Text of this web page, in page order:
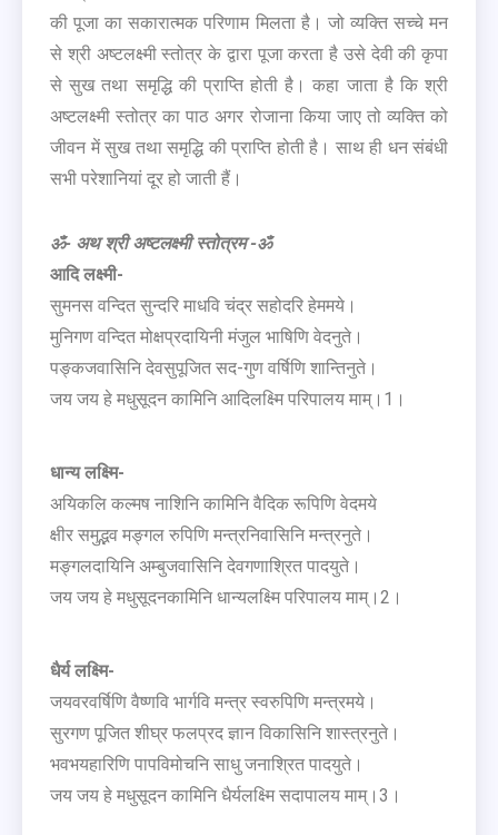
की पूजा का सकारात्मक परिणाम मिलता है। जो व्यक्ति सच्चे मन
से श्री अष्टलक्ष्मी स्तोत्र के द्वारा पूजा करता है उसे देवी की कृपा
से सुख तथा समृद्धि की प्राप्ति होती है। कहा जाता है कि श्री
अष्टलक्ष्मी स्तोत्र का पाठ अगर रोजाना किया जाए तो व्यक्ति को
जीवन में सुख तथा समृद्धि की प्राप्ति होती है। साथ ही धन संबंधी
सभी परेशानियां दूर हो जाती हैं।
ॐ- अथ श्री अष्टलक्ष्मी स्तोत्रम -ॐ
आदि लक्ष्मी-
सुमनस वन्दित सुन्दरि माधवि चंद्र सहोदरि हेममये।
मुनिगण वन्दित मोक्षप्रदायिनी मंजुल भाषिणि वेदनुते।
पङ्कजवासिनि देवसुपूजित सद-गुण वर्षिणि शान्तिनुते।
जय जय हे मधुसूदन कामिनि आदिलक्ष्मि परिपालय माम्।1।
धान्य लक्ष्मि-
अयिकलि कल्मष नाशिनि कामिनि वैदिक रूपिणि वेदमये
क्षीर समुद्भव मङ्गल रुपिणि मन्त्रनिवासिनि मन्त्रनुते।
मङ्गलदायिनि अम्बुजवासिनि देवगणाश्रित पादयुते।
जय जय हे मधुसूदनकामिनि धान्यलक्ष्मि परिपालय माम्।2।
धैर्य लक्ष्मि-
जयवरवर्षिणि वैष्णवि भार्गवि मन्त्र स्वरुपिणि मन्त्रमये।
सुरगण पूजित शीघ्र फलप्रद ज्ञान विकासिनि शास्त्रनुते।
भवभयहारिणि पापविमोचनि साधु जनाश्रित पादयुते।
जय जय हे मधुसूदन कामिनि धैर्यलक्ष्मि सदापालय माम्।3।